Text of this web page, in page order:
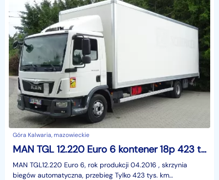
Góra Kalwaria, mazowieckie
MAN TGL 12.220 Euro 6 kontener 18p 423 tys.km Sprowadzony MAN TGL 12.220 Euro 6 kontener z windą ładowność 5200kg Sprowadzony
MAN TGL12.220 Euro 6, rok produkcji 04.2016 , skrzynia
biegów automatyczna, przebieg Tylko 423 tys. km